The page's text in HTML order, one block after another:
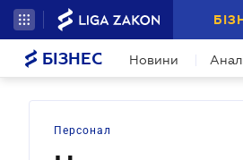
БІЗНЕС Новини
Персонал